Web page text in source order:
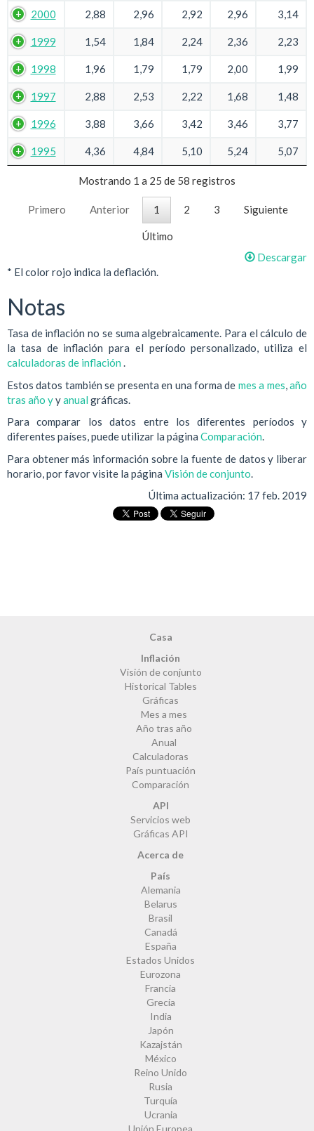
2000 2,88 2,96 2,92 2,96 3,14
1999 1,54 1,84 2,24 2,36 2,23
1998 1,96 1,79 1,79 2,00 1,99
1997 2,88 2,53 2,22 1,68 1,48
1996 3,88 3,66 3,42 3,46 3,77
1995 4,36 4,84 5,10 5,24 5,07
Mostrando 1 a 25 de 58 registros
Primero Anterior 1 2 3 Siguiente
Último
Descargar
* El color rojo indica la deflación.
Notas
Tasa de inflación no se suma algebraicamente. Para el cálculo de
la tasa de inflación para el período personalizado, utiliza el
calculadoras de inflación .
Estos datos también se presenta en una forma de mes a mes,año
tras año yyanual gráficas.
Para comparar los datos entre los diferentes períodos y
diferentes países, puede utilizar la página Comparación.
Para obtener más información sobre la fuente de datos y liberar
horario, por favor visite la página Visión de conjunto.
Última actualización: 17 feb. 2019
Casa
Inflación
Visión de conjunto
Historical Tables
Gráficas
Mes a mes
Año tras año
Anual
Calculadoras
País puntuación
Comparación
API
Servicios web
Gráficas API
Acerca de
País
Alemania
Belarus
Brasil
Canadá
España
Estados Unidos
Eurozona
Francia
Grecia
India
Japón
Kazajstán
México
Reino Unido
Rusia
Turquía
Ucrania